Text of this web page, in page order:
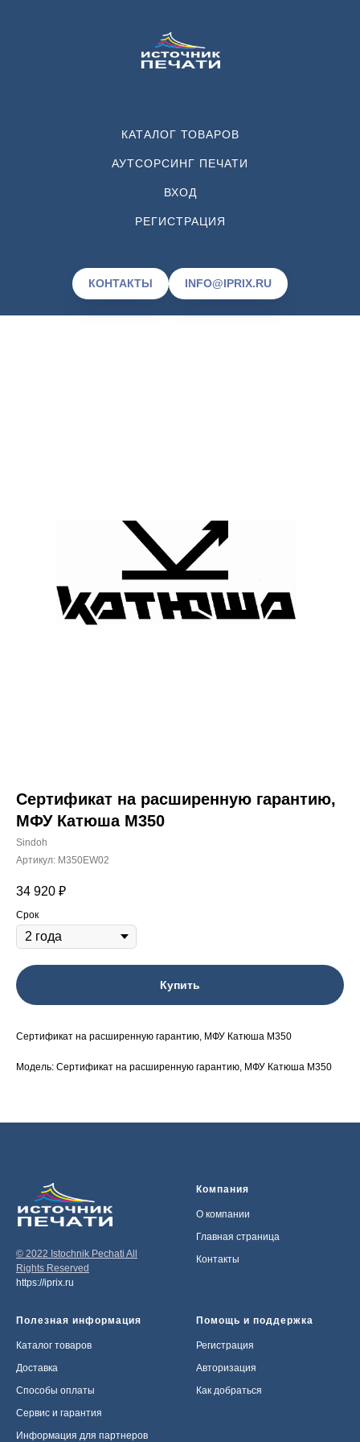
КАТАЛОГ ТОВАРОВ
АУТСОРСИНГ ПЕЧАТИ
ВХОД
РЕГИСТРАЦИЯ
КОНТАКТЫ INFO@IPRIX.RU
Сертификат на расширенную гарантию,
МФУ Катюша М350
Sindoh
Артикул: M350EW02
34 920 ₽
Срок
Купить
Сертификат на расширенную гарантию, МФУ Катюша М350
Модель: Сертификат на расширенную гарантию, МФУ Катюша М350
© 2022 Istochnik Pechati All
Rights Reserved
https://iprix.ru
Компания
О компании
Главная страница
Контакты
Полезная информация
Каталог товаров
Доставка
Способы оплаты
Сервис и гарантия
Информация для партнеров
Помощь и поддержка
Регистрация
Авторизация
Как добраться